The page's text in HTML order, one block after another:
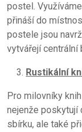
postel.
přináší do
postele jsou
vytvářejí centrální
Rustikální
Pro milovníky
nejenže poskytují
sbírku, ale také